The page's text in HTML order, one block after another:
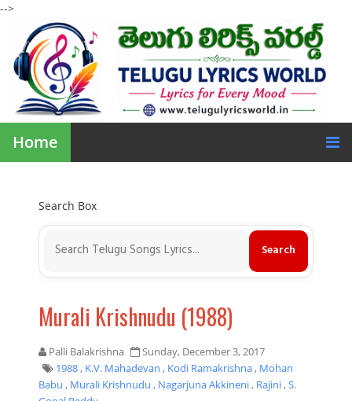
-->
Home
Search Box
Murali Krishnudu (1988)
Palli Balakrishna
Sunday, December 3, 2017
1988, K.V. Mahadevan , Kodi Ramakrishna, Mohan
Babu , Murali Krishnudu , Nagarjuna Akkineni, Rajini,S.